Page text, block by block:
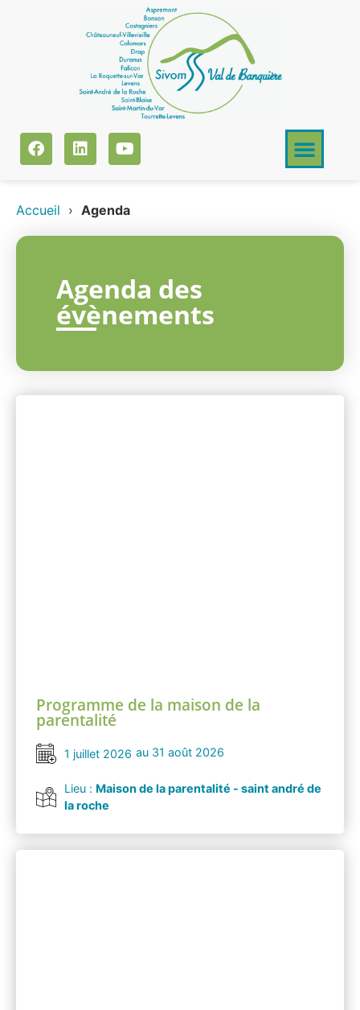
Accueil › Agenda
Agenda des
évènements
Programme de la maison de la
parentalité
1 juillet 2026 au 31 août 2026
Lieu : Maison de la parentalité - saint andré de
la roche